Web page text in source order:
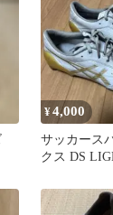
¥4,000
サッカース
クス DS